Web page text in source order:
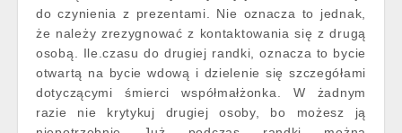
do czynienia z prezentami. Nie oznacza to jednak,
że należy zrezygnować z kontaktowania się z drugą
osobą. Ile.czasu do drugiej randki, oznacza to bycie
otwartą na bycie wdową i dzielenie się szczegółami
dotyczącymi śmierci współmałżonka. W żadnym
razie nie krytykuj drugiej osoby, bo możesz ją